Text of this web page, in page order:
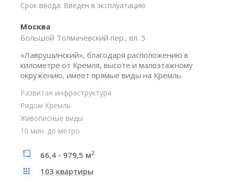
Срок ввода: Введен в эксплуатацию
Москва
Большой Толмачёвский пер., вл. 5
«Лаврушинский», благодаря расположению в
километре от Кремля, высоте и малоэтажному
окружению, имеет прямые виды на Кремль.
Развитая инфраструктура
Рядом Кремль
Живописные виды
10 мин. до метро
66,4 - 979,5 м2
103 квартиры